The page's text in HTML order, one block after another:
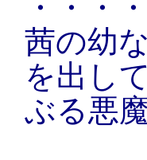
・・・
茜の幼
を出し
ぶる悪